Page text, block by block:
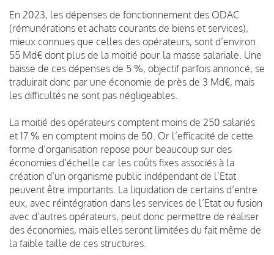
En 2023, les dépenses de fonctionnement des ODAC
(rémunérations et achats courants de biens et services),
mieux connues que celles des opérateurs, sont d’environ
55 Md€ dont plus de la moitié pour la masse salariale. Une
baisse de ces dépenses de 5 %, objectif parfois annoncé, se
traduirait donc par une économie de près de 3 Md€, mais
les difficultés ne sont pas négligeables.
La moitié des opérateurs comptent moins de 250 salariés
et 17 % en comptent moins de 50. Or l’efficacité de cette
forme d’organisation repose pour beaucoup sur des
économies d’échelle car les coûts fixes associés à la
création d’un organisme public indépendant de l’Etat
peuvent être importants. La liquidation de certains d’entre
eux, avec réintégration dans les services de l’Etat ou fusion
avec d’autres opérateurs, peut donc permettre de réaliser
des économies, mais elles seront limitées du fait même de
la faible taille de ces structures.